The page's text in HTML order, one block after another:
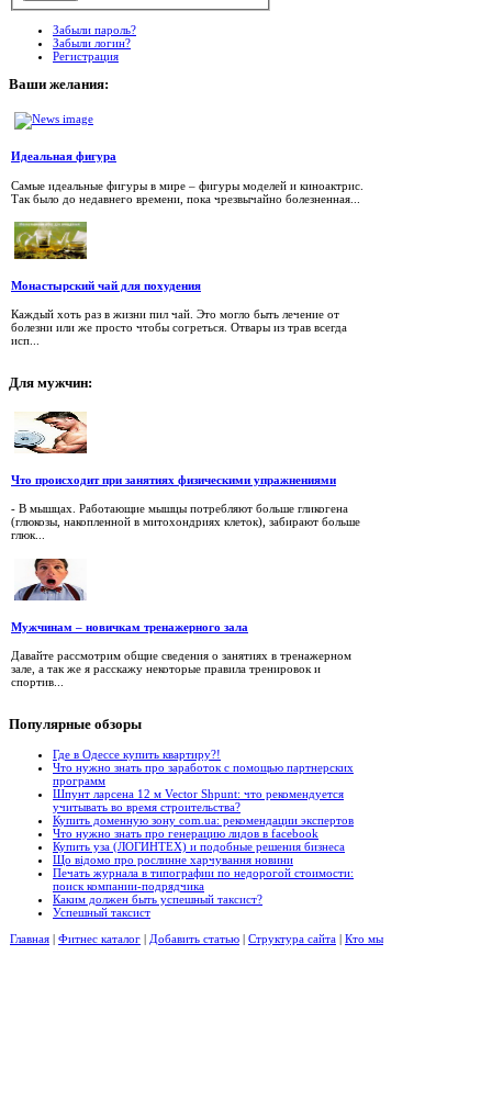
Забыли пароль?
Забыли логин?
Регистрация
Ваши желания:
Идеальная фигура
Самые идеальные фигуры в мире – фигуры моделей и киноактрис.
Так было до недавнего времени, пока чрезвычайно болезненная...
Монастырский чай для похудения
Каждый хоть раз в жизни пил чай. Это могло быть лечение от
болезни или же просто чтобы согреться. Отвары из трав всегда
исп...
Для мужчин:
Что происходит при занятиях физическими упражнениями
- В мышцах. Работающие мышцы потребляют больше гликогена
(глюкозы, накопленной в митохондриях клеток), забирают больше
глюк...
Мужчинам – новичкам тренажерного зала
Давайте рассмотрим общие сведения о занятиях в тренажерном
зале, а так же я расскажу некоторые правила тренировок и
спортив...
Популярные обзоры
Где в Одессе купить квартиру?!
Что нужно знать про заработок с помощью партнерских
программ
Шпунт ларсена 12 м Vector Shpunt: что рекомендуется
учитывать во время строительства?
Купить доменную зону com.ua: рекомендации экспертов
Что нужно знать про генерацию лидов в facebook
Купить уза (ЛОГИНТЕХ) и подобные решения бизнеса
Що відомо про рослинне харчування новини
Печать журнала в типографии по недорогой стоимости:
поиск компании-подрядчика
Каким должен быть успешный таксист?
Успешный таксист
Главная | Фитнес каталог | Добавить статью | Структура сайта | Кто мы